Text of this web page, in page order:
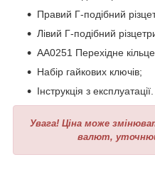
Правий Г-подібний
Лівий Г-подібний
AA0251 Перехідне
Набір гайкових ключів;
Інструкція з експлуатації.
Увага! Ціна може
валют,